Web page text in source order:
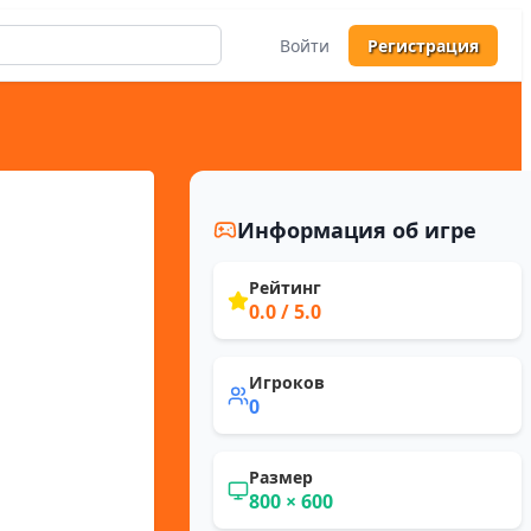
Войти Регистрация
Информация об игре
Рейтинг
0.0/ 5.0
Игроков
0
Размер
800 × 600